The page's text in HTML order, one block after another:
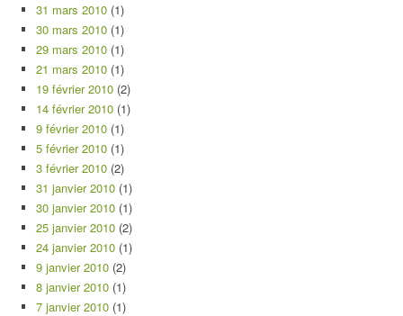
31 mars 2010 (1)
30 mars 2010 (1)
29 mars 2010 (1)
21 mars 2010 (1)
19 février 2010 (2)
14 février 2010 (1)
9 février 2010 (1)
5 février 2010 (1)
3 février 2010 (2)
31 janvier 2010 (1)
30 janvier 2010 (1)
25 janvier 2010 (2)
24 janvier 2010 (1)
9 janvier 2010 (2)
8 janvier 2010 (1)
7 janvier 2010 (1)